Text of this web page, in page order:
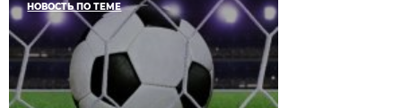
НОВОСТЬ ПО ТЕМЕ